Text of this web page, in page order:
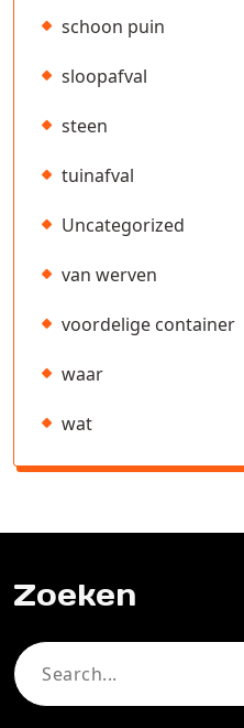
schoon puin
sloopafval
steen
tuinafval
Uncategorized
van werven
voordelige container
waar
wat
Zoeken
Search